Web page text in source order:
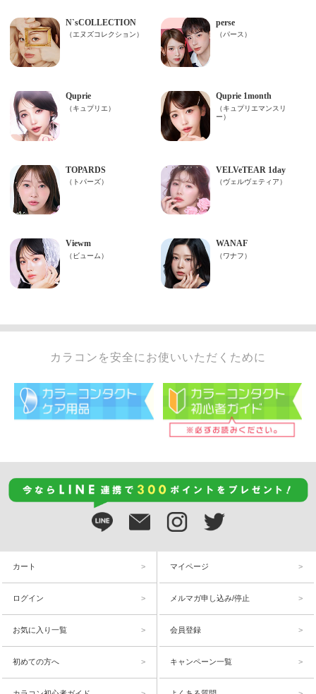
カラコンを安全にお使いいただくために
カート マイページ
ログイン メルマガ申し込み/停止
お気に入り一覧 会員登録
初めての方へ キャンペーン一覧